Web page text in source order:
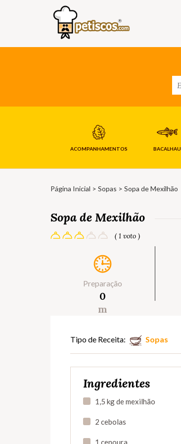
ACOMPANHAMENTOS BACALHAU
Página Inicial > Sopas > Sopa de Mexilhão
Sopa de Mexilhão
( 1 voto )
Preparação
0
m
Tipo de Receita: Sopas
Ingredientes
1,5 kg de mexilhão
2 cebolas
1 cenoura